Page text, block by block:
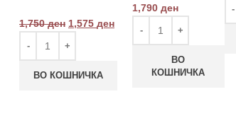
1,750ден 1,575 ден
ВО КОШНИЧКА
1,790ден
ВО
КОШНИЧКА